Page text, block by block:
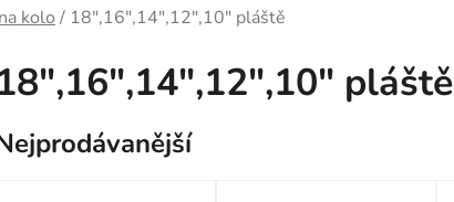
kolo / 18",16",14",12",10" pláště
pláště